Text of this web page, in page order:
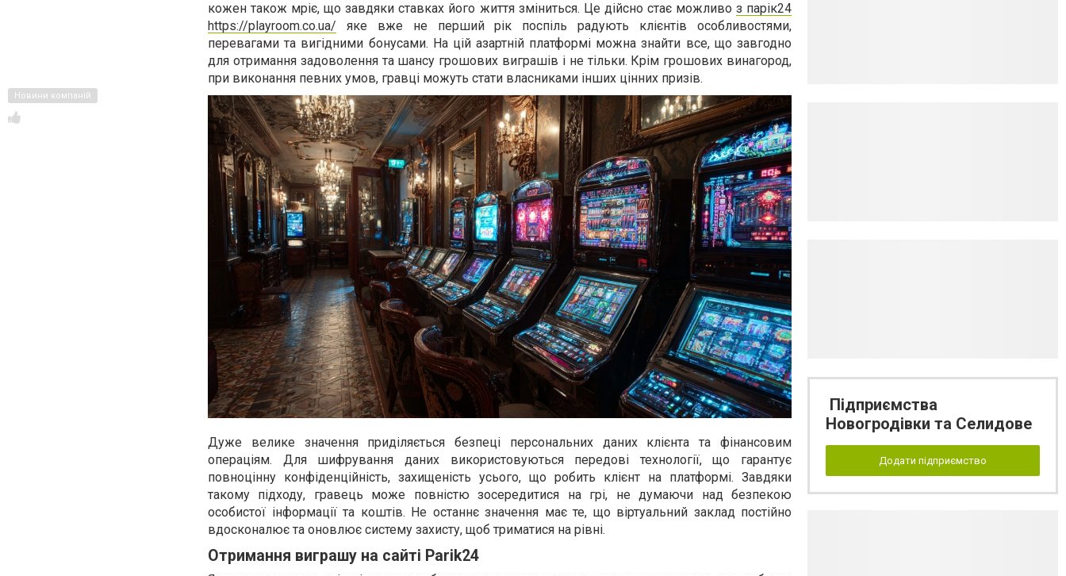
Новини компаній
кожен також мріє, що завдяки ставках його життя зміниться. Це дійсно стає можливо з парік24
https://playroom.co.ua/ яке вже не перший рік поспіль радують клієнтів особливостями,
перевагами та вигідними бонусами. На цій азартній платформі можна знайти все, що завгодно
для отримання задоволення та шансу грошових виграшів і не тільки. Крім грошових винагород,
при виконання певних умов, гравці можуть стати власниками інших цінних призів.
Дуже велике значення приділяється безпеці персональних даних клієнта та фінансовим
операціям. Для шифрування даних використовуються передові технології, що гарантує
повноцінну конфіденційність, захищеність усього, що робить клієнт на платформі. Завдяки
такому підходу, гравець може повністю зосередитися на грі, не думаючи над безпекою
особистої інформації та коштів. Не останнє значення має те, що віртуальний заклад постійно
вдосконалює та оновлює систему захисту, щоб триматися на рівні.
Отримання виграшу на сайті Parik24
Підприємства
Новогродівки та Селидове
Додати підприємство